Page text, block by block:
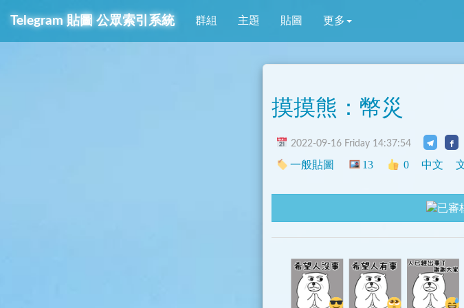
Telegram 貼圖 公眾索引系統 群組 主題 貼圖 更多
摸摸熊：幣災
2022-09-16 Friday 14:37:54
一般貼圖 13 0 中文